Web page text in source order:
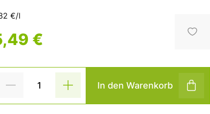
€/l
€
In den Warenkorb